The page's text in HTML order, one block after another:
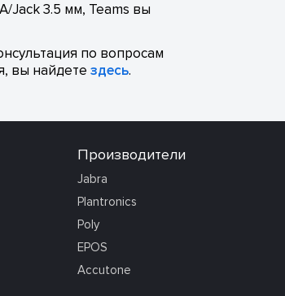
Jack 3.5 мм, Teams вы
по вопросам
вы найдете здесь.
Производители
Jabra
Plantronics
Poly
EPOS
Accutone